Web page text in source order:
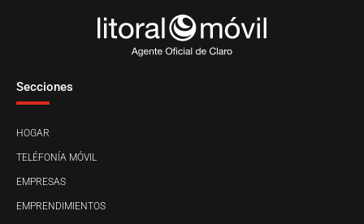
Secciones
HOGAR
TELÉFONÍA MÓVIL
EMPRESAS
EMPRENDIMIENTOS